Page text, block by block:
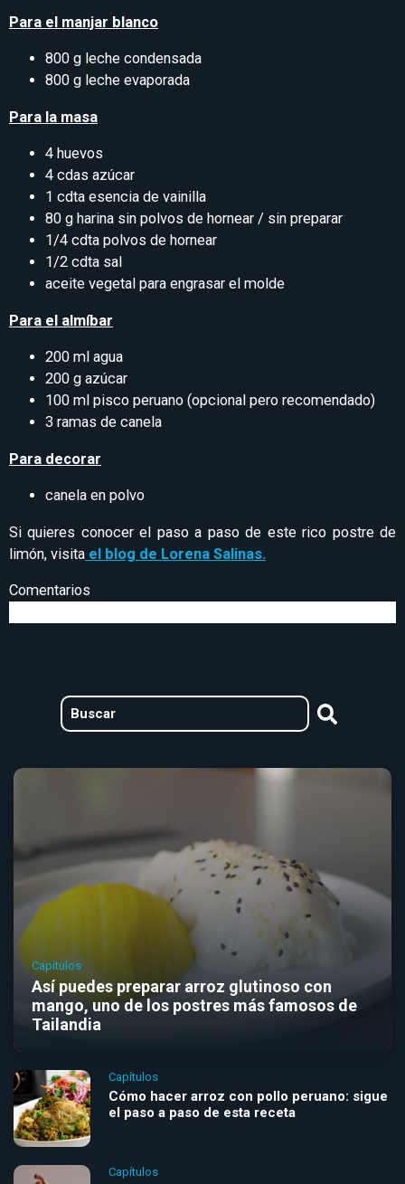
Para el manjar blanco
800 g leche condensada
800 g leche evaporada
Para la masa
4 huevos
4 cdas azúcar
1 cdta esencia de vainilla
80 g harina sin polvos de hornear / sin preparar
1/4 cdta polvos de hornear
1/2 cdta sal
aceite vegetal para engrasar el molde
Para el almíbar
200 ml agua
200 g azúcar
100 ml pisco peruano (opcional pero recomendado)
3 ramas de canela
Para decorar
canela en polvo
Si quieres conocer el paso a paso de este rico postre de
limón, visita el blog de Lorena Salinas.
Comentarios
Capítulos
Así puedes preparar arroz glutinoso con
mango, uno de los postres más famosos de
Tailandia
Capítulos
Cómo hacer arroz con pollo peruano: sigue
el paso a paso de esta receta
Capítulos